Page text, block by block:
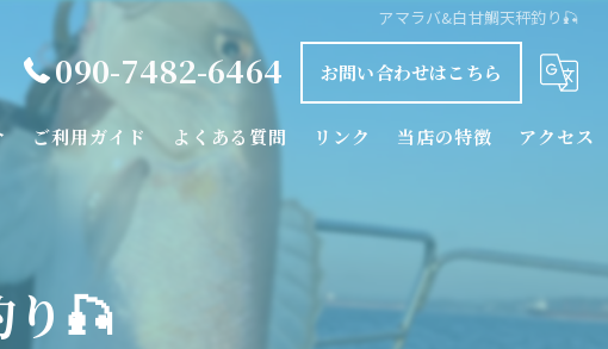
アマラバ&白甘鯛天秤釣り🎣
090-7482-6464 お問い合わせはこちら
ご利用ガイド よくある質問 リンク 当店の特徴
タイラバ
落とし込み
アクセス
り🎣